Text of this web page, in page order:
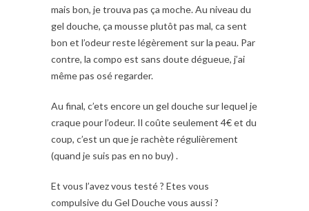
mais bon, je trouva pas ça moche. Au niveau du
gel douche, ça mousse plutôt pas mal, ca sent
bon et l’odeur reste légèrement sur la peau. Par
contre, la compo est sans doute dégueue, j’ai
même pas osé regarder.
Au final, c’ets encore un gel douche sur lequel je
craque pour l’odeur. Il coûte seulement 4€ et du
coup, c’est un que je rachète régulièrement
(quand je suis pas en no buy) .
Et vous l’avez vous testé ? Etes vous
compulsive du Gel Douche vous aussi ?